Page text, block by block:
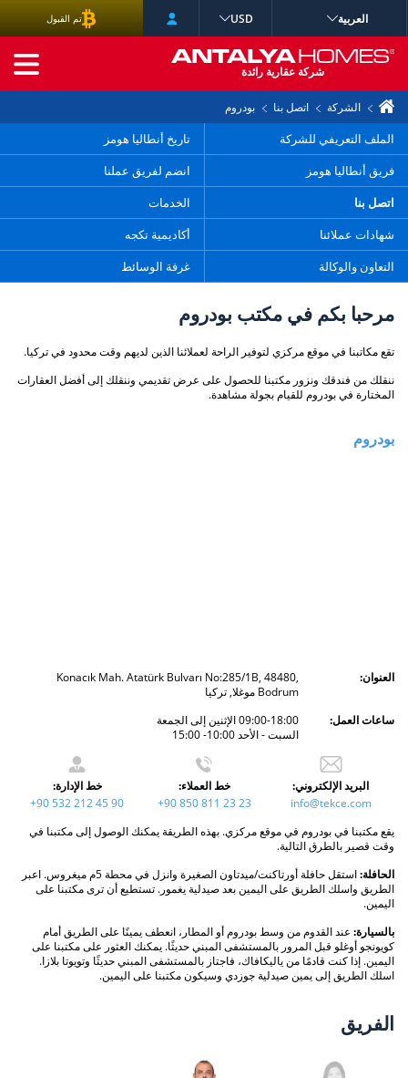
الشركة اتصل بنا بودروم
الملف التعريفي للشركة
تاريخ أنطاليا هومز
فريق أنطاليا هومز
انضم لفريق عملنا
اتصل بنا
الخدمات
شهادات عملائنا
أكاديمية تكجه
التعاون والوكالة
غرفة الوسائط
مرحبا بكم في مكتب بودروم
تقع مكاتبنا في موقع مركزي لتوفير الراحة لعملائنا الذين لديهم وقت محدود في تركيا.
ننقلك من فندقك ونزور مكتبنا للحصول على عرض تقديمي وننقلك إلى أفضل العقارات
المختارة في بودروم للقيام بجولة مشاهدة.
بودروم
العنوان:
Konacık Mah. Atatürk Bulvarı No:285/1B, 48480,
Bodrum موغلا, تركيا
ساعات العمل:
09:00-18:00 الإثنين إلى الجمعة
السبت - الأحد 10:00- 15:00
البريد الإلكتروني:
info@tekce.com
خط العملاء:
+90 850 811 23 23
خط الإدارة:
+90 532 212 45 90
يقع مكتبنا في بودروم في موقع مركزي. بهذه الطريقة يمكنك الوصول إلى مكتبنا في
وقت قصير بالطرق التالية.
الحافلة:
استقل حافلة أورتاكنت/ميدتاون الصغيرة وانزل في محطة 5م ميغروس. اعبر
الطريق واسلك الطريق على اليمين بعد صيدلية يغمور. تستطيع أن ترى مكتبنا على
اليمين.
بالسيارة: عند القدوم من وسط بودروم أو المطار، انعطف يمينًا على الطريق أمام
كويونجو أوغلو قبل المرور بالمستشفى المبني حديثًا. يمكنك العثور على مكتبنا على
اليمين. إذا كنت قادمًا من ياليكافاك، فاجتاز بالمستشفى المبني حديثًا وتويوتا بلازا.
اسلك الطريق إلى يمين صيدلية جوزدي وسيكون مكتبنا على اليمين.
الفريق
العربية USD تم القبول
شركة عقارية رائدةالبحث المتقدم